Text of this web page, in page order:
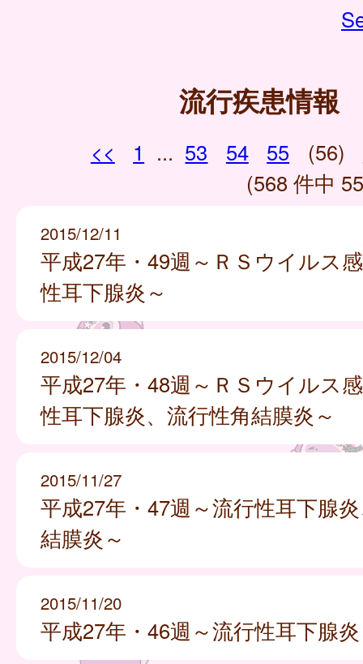
流行疾患情報
<< 1 ... 53 54 55 (56)
(568 件中
2015/12/11
平成27年・49週～ＲＳウイルス
性耳下腺炎～
2015/12/04
平成27年・48週～ＲＳウイルス
性耳下腺炎、流行性角結膜炎～
2015/11/27
平成27年・47週～流行性耳下腺
結膜炎～
2015/11/20
平成27年・46週～流行性耳下腺